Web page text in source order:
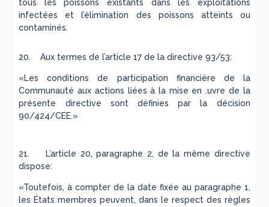
tous les poissons existants dans les exploitations
infectées et l’élimination des poissons atteints ou
contaminés.
20. Aux termes de l’article 17 de la directive 93/53:
«Les conditions de participation financière de la
Communauté aux actions liées à la mise en .uvre de la
présente directive sont définies par la décision
90/424/CEE.»
21. L’article 20, paragraphe 2, de la même directive
dispose:
«Toutefois, à compter de la date fixée au paragraphe 1,
les États membres peuvent, dans le respect des règles